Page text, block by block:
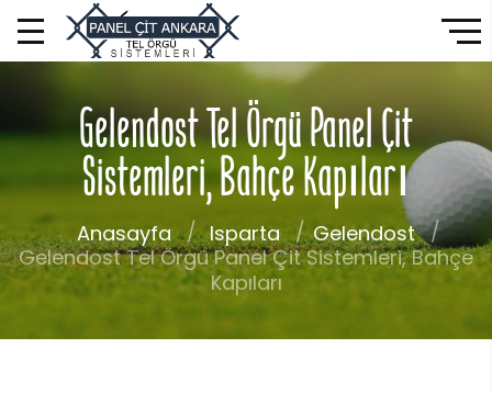
Gelendost Tel Örgü Panel Çit
Sistemleri, Bahçe Kapıları
Anasayfa Isparta
Gelendost
Gelendost Tel Örgü Panel Çit Sistemleri, Bahçe
Kapıları